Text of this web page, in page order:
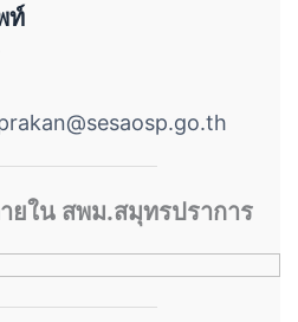
ท์
ยใน สพม.สมุทรปราการ